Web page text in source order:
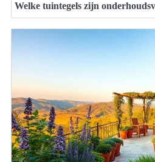
Welke tuintegels zijn